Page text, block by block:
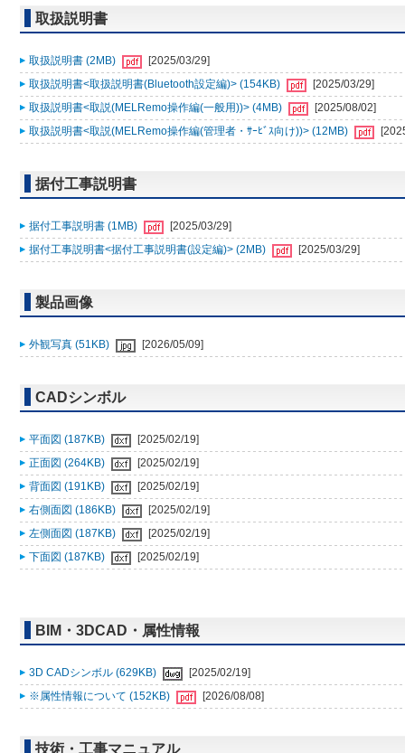
取扱説明書
取扱説明書 (2MB)
[2025/03/29]
取扱説明書<取扱説明書(Bluetooth設定編)> (154KB)
[2025/03/29]
取扱説明書<取説(MELRemo操作編(一般用))> (4MB)
[2025/08/02]
取扱説明書<取説(MELRemo操作編(管理者・ｻｰﾋﾞｽ向け))> (12MB)
据付工事説明書
据付工事説明書 (1MB)
[2025/03/29]
据付工事説明書<据付工事説明書(設定編)> (2MB)
[2025/03/29]
製品画像
外観写真 (51KB) [2026/05/09]
CADシンボル
平面図 (187KB)
[2025/02/19]
正面図 (264KB)
[2025/02/19]
背面図 (191KB)
[2025/02/19]
右側面図 (186KB)
[2025/02/19]
左側面図 (187KB)
[2025/02/19]
下面図 (187KB)
[2025/02/19]
BIM・3DCAD・属性情報
3D CADシンボル (629KB)
[2025/02/19]
※属性情報について (152KB)
[2026/08/08]
技術・工事マニュアル